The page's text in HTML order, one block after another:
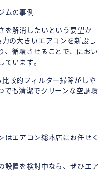
ムの事例
を解消したいという要望か
の大きいエアコンを新設し
、循環させることで、におい
います。
較的フィルター掃除がしや
でも清潔でクリーンな空調環
はエアコン総本店にお任せく
設置を検討中なら、ぜひエア